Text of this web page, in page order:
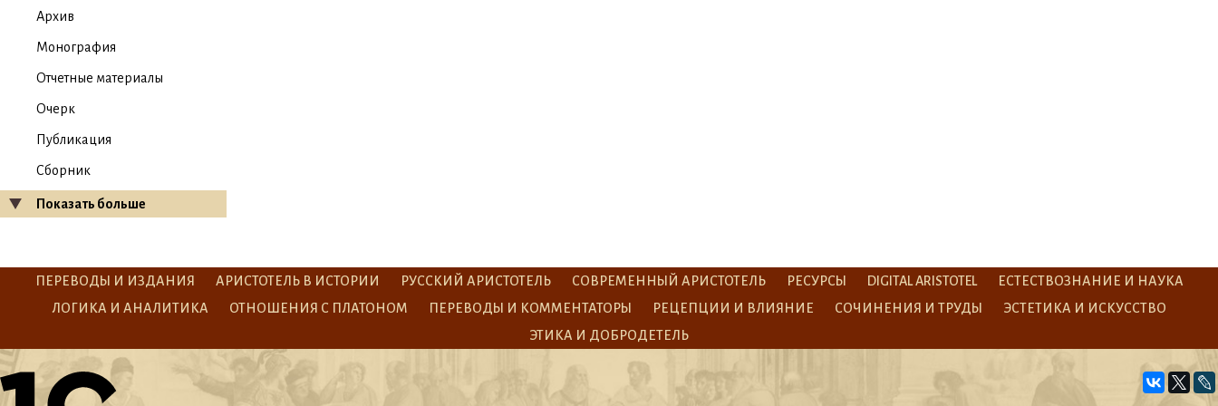
Архив
Монография
Отчетные материалы
Очерк
Публикация
Сборник
Показать больше
ПЕРЕВОДЫ И ИЗДАНИЯ АРИСТОТЕЛЬ В ИСТОРИИ РУССКИЙ АРИСТОТЕЛЬ СОВРЕМЕННЫЙ АРИСТОТЕЛЬ РЕСУРСЫ DIGITAL ARISTOTEL
ЕСТЕСТВОЗНАНИЕ И НАУКА
ЛОГИКА И АНАЛИТИКА
ОТНОШЕНИЯ С ПЛАТОНОМ ПЕРЕВОДЫ И КОММЕНТАТОРЫ РЕЦЕПЦИИ И ВЛИЯНИЕ СОЧИНЕНИЯ И ТРУДЫ
ЭСТЕТИКА И ИСКУССТВО
ЭТИКА И ДОБРОДЕТЕЛЬ